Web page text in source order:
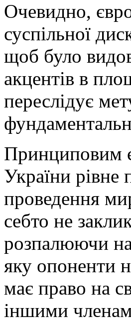
Очевидно,
суспільної
щоб було
акцентів в
переслідує
Принциповим
України рівне
проведення
себто не
розпалюючи
яку опоненти
має право на
іншими